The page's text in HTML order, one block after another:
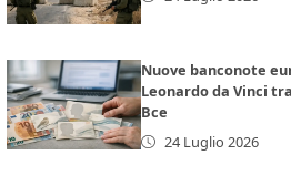
Nuove banconote
Leonardo da Vinci
Bce
24 Luglio 2026